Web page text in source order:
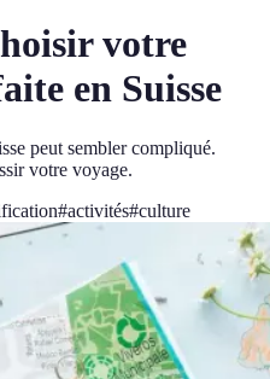
votre
en Suisse
peut sembler compliqué.
votre voyage.
#activités#culture